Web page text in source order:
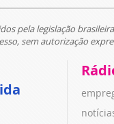
pela legislação
sem autorização